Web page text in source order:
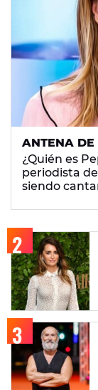
ANTENA
¿Quién es
periodista
siendo